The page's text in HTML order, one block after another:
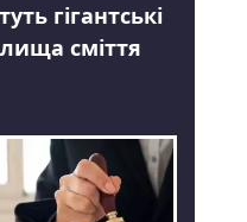
гігантські
сміття